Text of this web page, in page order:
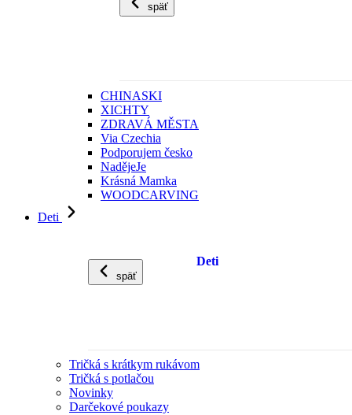
späť
CHINASKI
XICHTY
ZDRAVÁ MĚSTA
Via Czechia
Podporujem česko
NadějeJe
Krásná Mamka
WOODCARVING
Deti
späť
Deti
Tričká s krátkym rukávom
Tričká s potlačou
Novinky
Darčekové poukazy